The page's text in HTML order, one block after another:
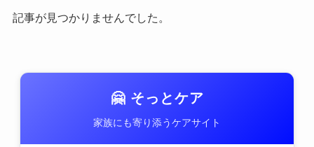
記事が見つかりませんでした。
🤗 そっとケア
家族にも寄り添うケアサイト